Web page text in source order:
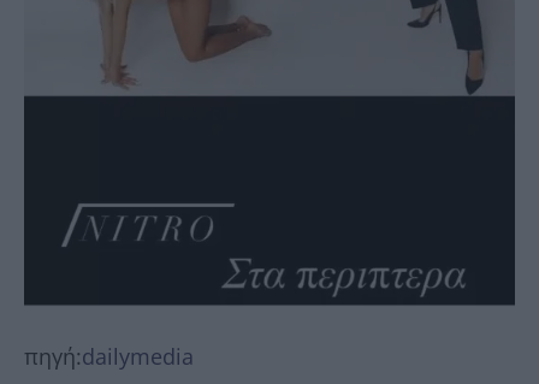
πηγή:dailymedia